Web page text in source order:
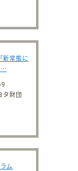
新常態に
…
タ財団
ム